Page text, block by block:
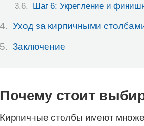
Шаг 6: Укрепление и
Уход за кирпичными
Заключение
Почему стоит
Кирпичные столбы имеют